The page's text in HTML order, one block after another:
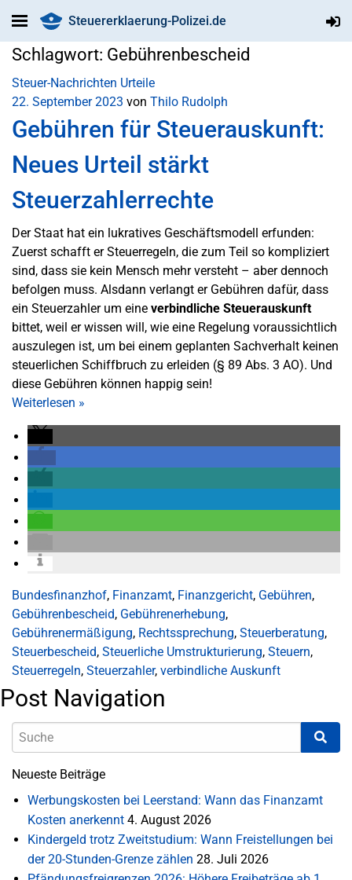
Steuererklaerung-Polizei.de
Schlagwort: Gebührenbescheid
Steuer-Nachrichten Urteile
22. September 2023 von Thilo Rudolph
Gebühren für Steuerauskunft:
Neues Urteil stärkt
Steuerzahlerrechte
Der Staat hat ein lukratives Geschäftsmodell erfunden:
Zuerst schafft er Steuerregeln, die zum Teil so kompliziert
sind, dass sie kein Mensch mehr versteht – aber dennoch
befolgen muss. Alsdann verlangt er Gebühren dafür, dass
ein Steuerzahler um eine verbindliche Steuerauskunft
bittet, weil er wissen will, wie eine Regelung voraussichtlich
auszulegen ist, um bei einem geplanten Sachverhalt keinen
steuerlichen Schiffbruch zu erleiden (§ 89 Abs. 3 AO). Und
diese Gebühren können happig sein!
Weiterlesen »
Bundesfinanzhof, Finanzamt, Finanzgericht, Gebühren,
Gebührenbescheid, Gebührenerhebung,
Gebührenermäßigung, Rechtssprechung, Steuerberatung,
Steuerbescheid, Steuerliche Umstrukturierung, Steuern,
Steuerregeln, Steuerzahler, verbindliche Auskunft
Post Navigation
Neueste Beiträge
Werbungskosten bei Leerstand: Wann das Finanzamt
Kosten anerkennt 4. August 2026
Kindergeld trotz Zweitstudium: Wann Freistellungen bei
der 20-Stunden-Grenze zählen 28. Juli 2026